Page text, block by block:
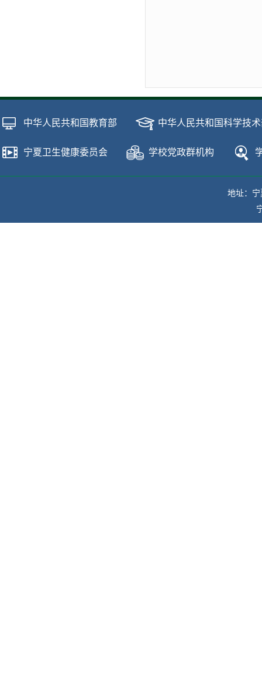
中华人民共和国教育部 中华人民共和国科学技
宁夏卫生健康委员会 学校党政群机构
地址：